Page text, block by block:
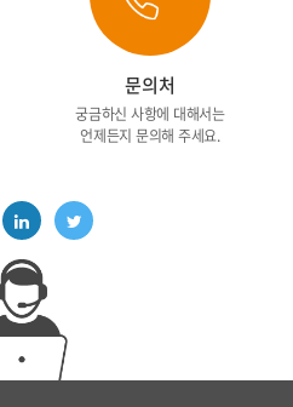
문의처
궁금하신 사항에 대해서는
언제든지 문의해 주세요.